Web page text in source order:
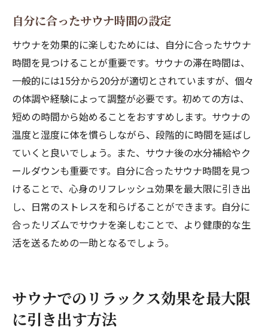
自分に合ったサウナ時間の設定
サウナを効果的に楽しむためには、自分に合ったサウナ
時間を見つけることが重要です。サウナの滞在時間は、
一般的には15分から20分が適切とされていますが、個々
の体調や経験によって調整が必要です。初めての方は、
短めの時間から始めることをおすすめします。サウナの
温度と湿度に体を慣らしながら、段階的に時間を延ばし
ていくと良いでしょう。また、サウナ後の水分補給やク
ールダウンも重要です。自分に合ったサウナ時間を見つ
けることで、心身のリフレッシュ効果を最大限に引き出
し、日常のストレスを和らげることができます。自分に
合ったリズムでサウナを楽しむことで、より健康的な生
活を送るための一助となるでしょう。
サウナでのリラックス効果を最大限
に引き出す方法